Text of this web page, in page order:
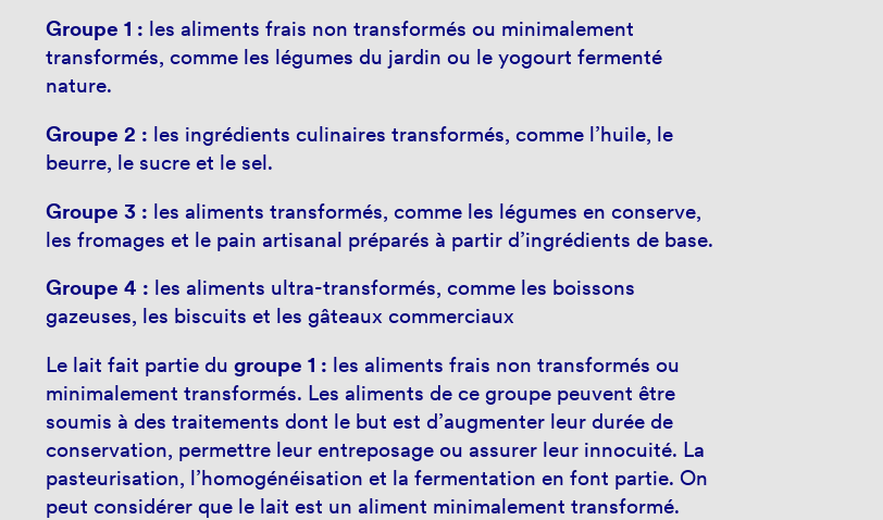
Groupe 1 : les aliments frais non transformés ou minimalement
transformés, comme les légumes du jardin ou le yogourt fermenté
nature.
Groupe 2 : les ingrédients culinaires transformés, comme l’huile, le
beurre, le sucre et le sel.
Groupe 3 : les aliments transformés, comme les légumes en conserve,
les fromages et le pain artisanal préparés à partir d’ingrédients de base.
Groupe 4 : les aliments ultra-transformés, comme les boissons
gazeuses, les biscuits et les gâteaux commerciaux
Le lait fait partie dugroupe 1 : les aliments frais non transformés ou
minimalement transformés. Les aliments de ce groupe peuvent être
soumis à des traitements dont le but est d’augmenter leur durée de
conservation, permettre leur entreposage ou assurer leur innocuité. La
pasteurisation, l’homogénéisation et la fermentation en font partie. On
peut considérer que le lait est un aliment minimalement transformé.